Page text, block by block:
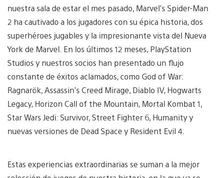
nuestra sala de estar el mes pasado, Marvel’s Spider-Man
2 ha cautivado a los jugadores con su épica historia, dos
superhéroes jugables y la impresionante vista del Nueva
York de Marvel. En los últimos 12 meses, PlayStation
Studios y nuestros socios han presentado un flujo
constante de éxitos aclamados, como God of War:
Ragnarök, Assassin’s Creed Mirage, Diablo IV, Hogwarts
Legacy, Horizon Call of the Mountain, Mortal Kombat 1,
Star Wars Jedi: Survivor, Street Fighter 6, Humanity y
nuevas versiones de Dead Space y Resident Evil 4.
Estas experiencias extraordinarias se suman a la mejor